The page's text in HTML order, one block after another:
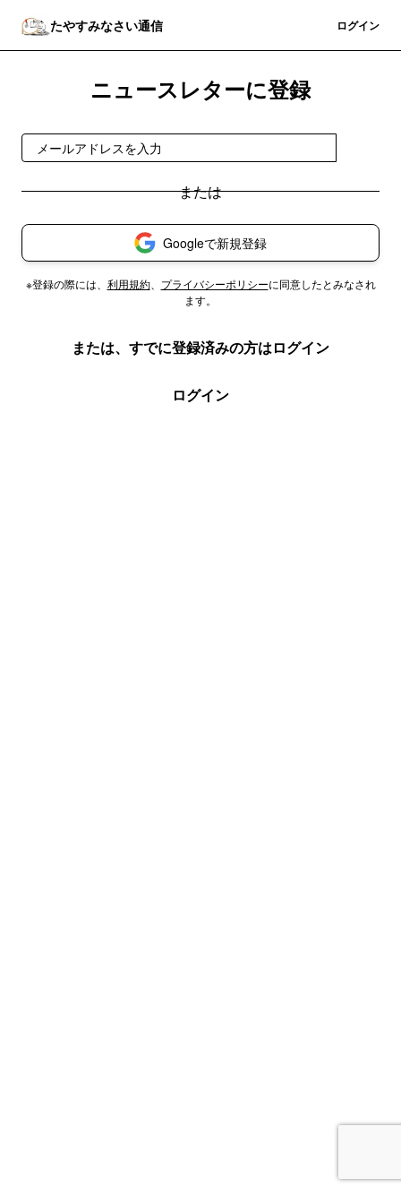
たやすみなさい通信 ログイン
ニュースレターに登録
Googleで新規登録
※登録の際には、 利用規約、 プライバシーポリシーに同意したとみなされ
ます。
または、すでに登録済みの方はログイン
ログイン